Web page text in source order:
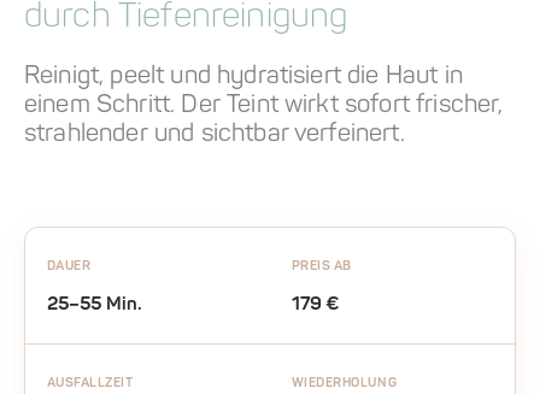
durch Tiefenreinigung
Reinigt, peelt und hydratisiert die Haut in
einem Schritt. Der Teint wirkt sofort frischer,
strahlender und sichtbar verfeinert.
DAUER
25–55 Min.
PREIS AB
179 €
AUSFALLZEIT WIEDERHOLUNG